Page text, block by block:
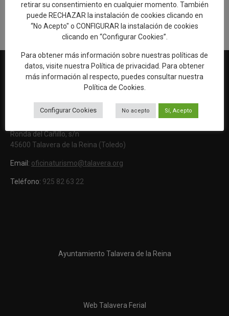
Rellenar encuesta de calidad
OFICINA DE TURISMO
Ronda del Cañillo, s/n
45600 Talavera de la Reina (Toledo)
Email: oficinaturismo@talavera.org
Teléfono: 925 82 63 22
Ayuntamiento Talavera de la Reina
Web Talavera Ferial
retirar su consentimiento en cualquier momento. También
puede RECHAZAR la instalación de cookies clicando en
“No Acepto" o CONFIGURAR la instalación de cookies
clicando en “Configurar Cookies”.
Para obtener más información sobre nuestras políticas de
datos, visite nuestra Política de privacidad
. Para obtener
más información al respecto, puedes consultar nuestra
Política de Cookies
Configurar Cookies No acepto Sí, Acepto